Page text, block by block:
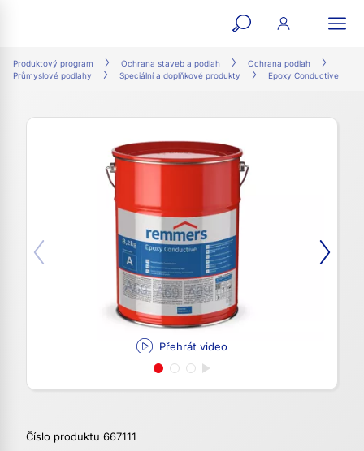
open
search
form
Produktový program Ochrana staveb a podlah
Ochrana podlah
Průmyslové podlahy
Speciální a doplňkové produkty Epoxy Conductive
Přehrát video
Číslo produktu 667111